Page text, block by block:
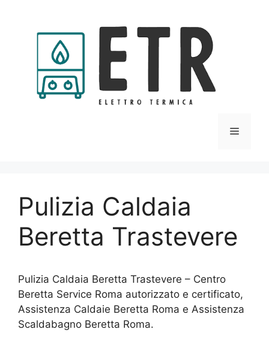
contenuto
Menu
Pulizia Caldaia
Beretta Trastevere
Pulizia Caldaia Beretta Trastevere – Centro
Beretta Service Roma autorizzato e certificato,
Assistenza Caldaie Beretta Roma e Assistenza
Scaldabagno Beretta Roma.